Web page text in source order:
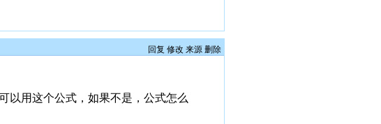
回复 修改 来源 删除
以用这个公式，如果不是，公式怎么